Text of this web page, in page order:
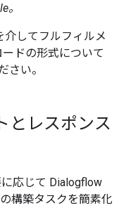
。
介してフルフィルメ
ドの形式について
さい。
とレスポンス
応じて Dialogflow
構築タスクを簡素化